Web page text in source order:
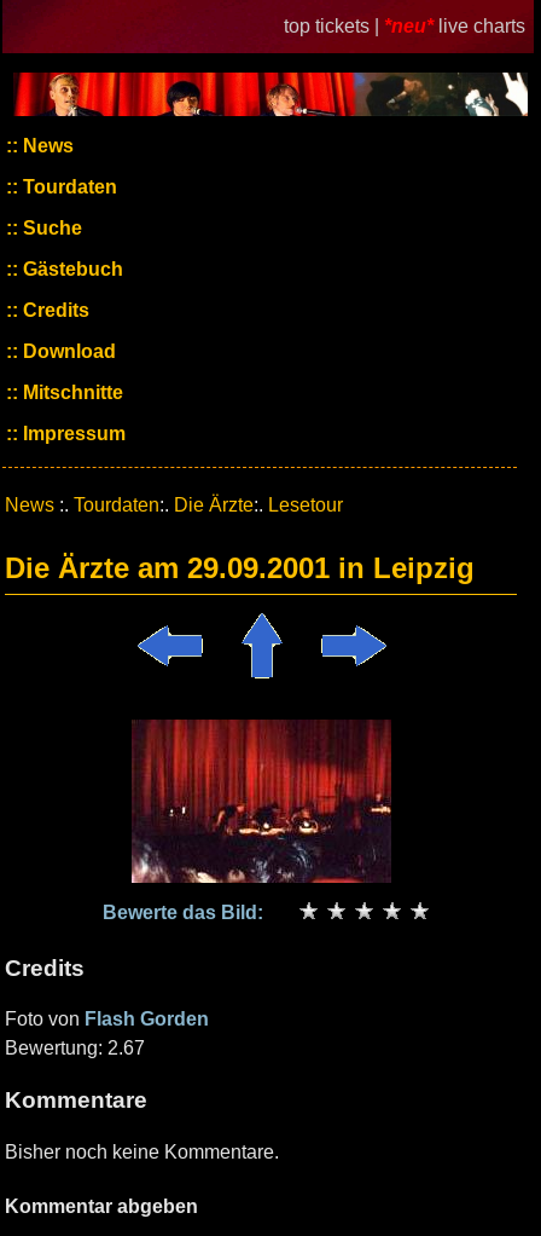
top tickets | *neu* live charts
News
Tourdaten
Suche
Gästebuch
Credits
Download
Mitschnitte
Impressum
News :. Tourdaten:. Die Ärzte:. Lesetour
Die Ärzte am 29.09.2001 in Leipzig
Bewerte das Bild:
Credits
Foto von Flash Gorden
Bewertung: 2.67
Kommentare
Bisher noch keine Kommentare.
Kommentar abgeben